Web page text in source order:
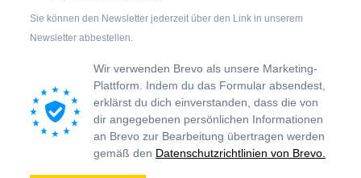
Sie können den Newsletter jederzeit über den Link in unserem
Newsletter abbestellen.
Wir verwenden Brevo als unsere Marketing-
Plattform. Indem du das Formular absendest,
erklärst du dich einverstanden, dass die von
dir angegebenen persönlichen Informationen
an Brevo zur Bearbeitung übertragen werden
gemäß den Datenschutzrichtlinien von Brevo.